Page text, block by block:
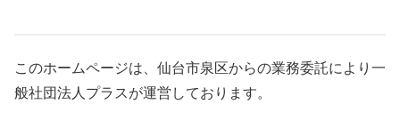
このホームページは、仙台市泉区からの業務委託により一
般社団法人プラスが運営しております。